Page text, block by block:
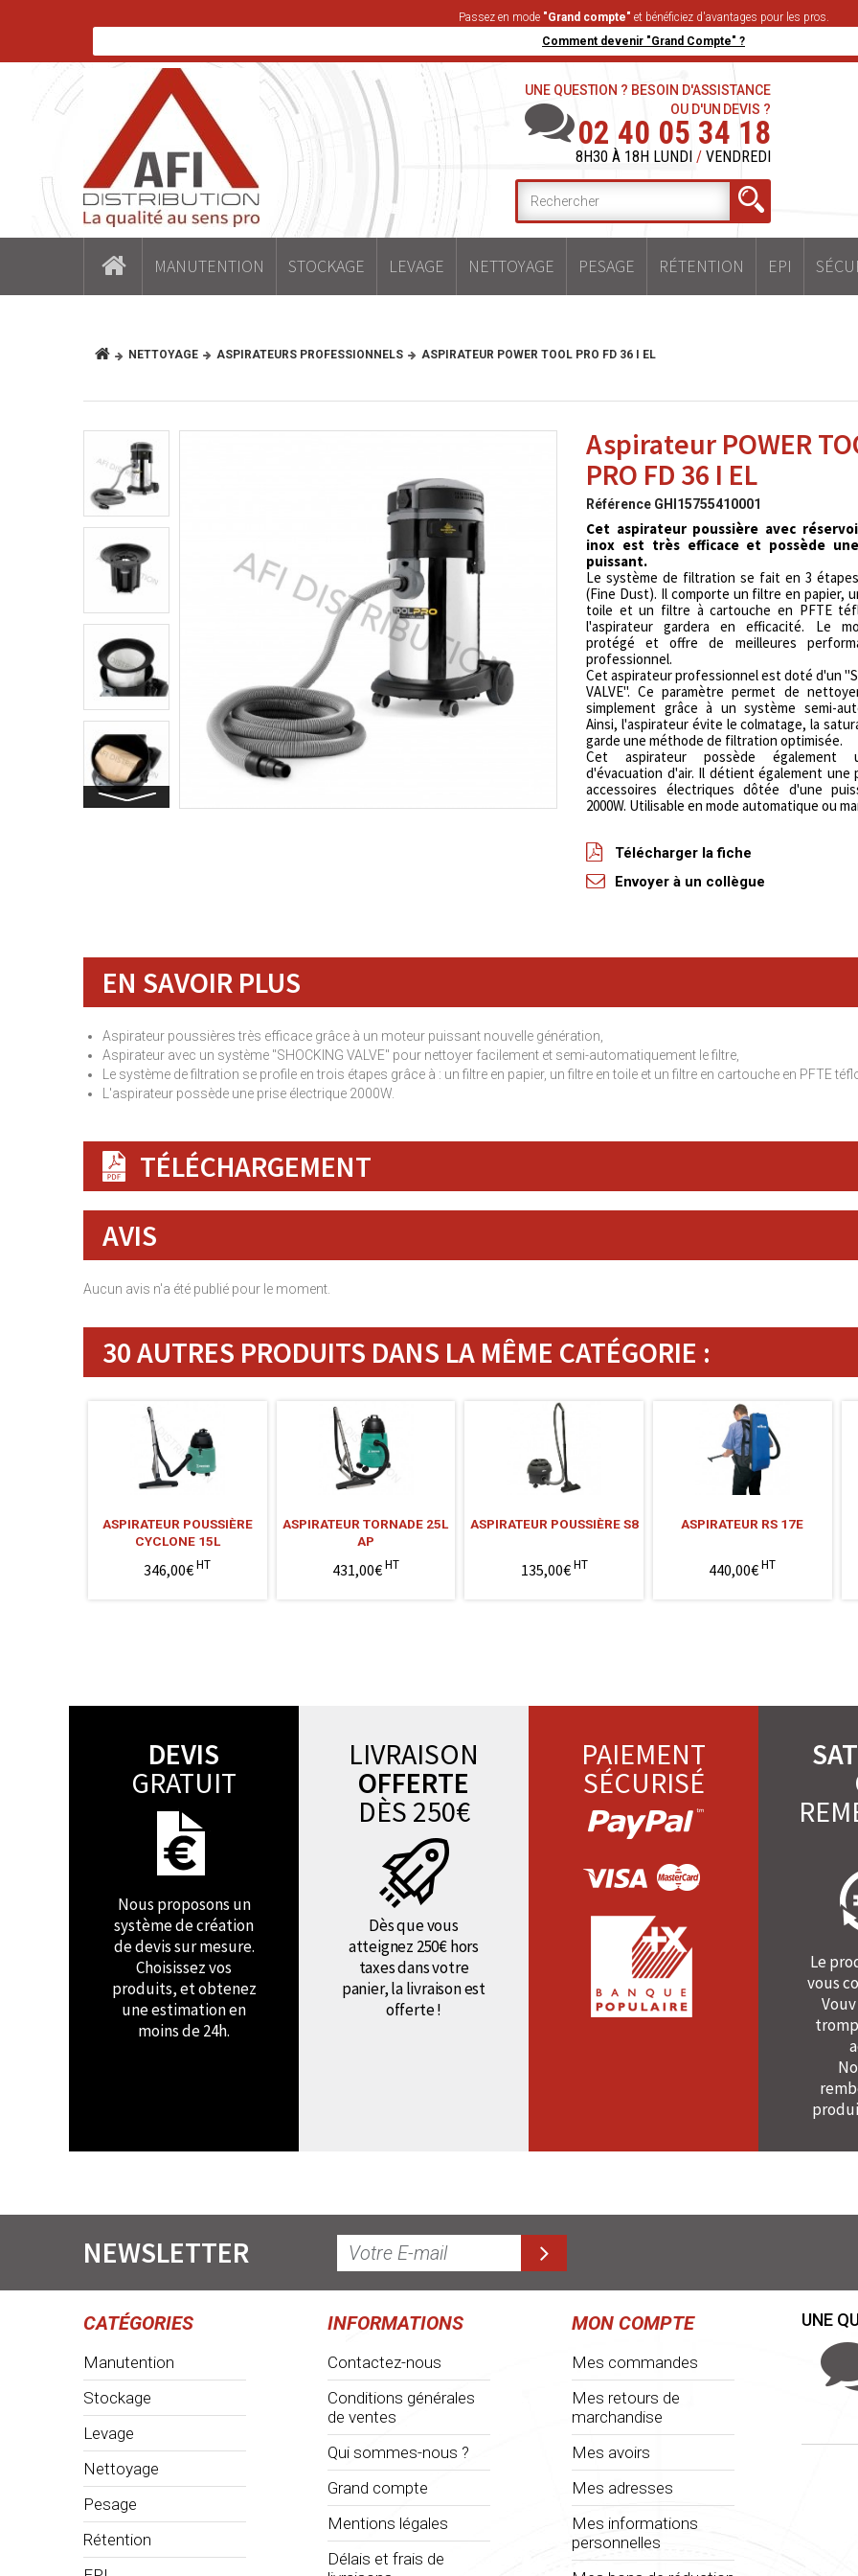
Passez en mode "Grand compte" et bénéficiez d'avantages pour les pros.
Comment devenir "Grand Compte" ?
UNE QUESTION ? BESOIN D'ASSISTANCE
OU D'UN DEVIS ?
02 40 05 34 18
8H30 À 18H LUNDI / VENDREDI
MANUTENTION STOCKAGE LEVAGE NETTOYAGE PESAGE RÉTENTION EPI
NETTOYAGE ASPIRATEURS PROFESSIONNELS ASPIRATEUR POWER TOOL PRO FD 36 I EL
Aspirateur POWER
PRO FD 36 I EL
Référence GHI15755410001
Cet aspirateur poussière avec
inox est très efficace et possède
puissant.
Le système de filtration se fait en 3
(Fine Dust). Il comporte un filtre en papier,
toile et un filtre à cartouche en PFTE
l'aspirateur gardera en efficacité. Le
protégé et offre de meilleures
professionnel.
Cet aspirateur professionnel est doté d'un
VALVE". Ce paramètre permet de
simplement grâce à un système semi-
Ainsi, l'aspirateur évite le colmatage, la
garde une méthode de filtration optimisée.
Cet aspirateur possède
d'évacuation d'air. Il détient également une
accessoires électriques dôtée d'une
2000W. Utilisable en mode automatique ou
Télécharger la fiche
Envoyer à un collègue
EN SAVOIR PLUS
Aspirateur poussières très efficace grâce à un moteur puissant nouvelle génération,
Aspirateur avec un système "SHOCKING VALVE" pour nettoyer facilement et semi-automatiquement le filtre,
Le système de filtration se profile en trois étapes grâce à : un filtre en papier, un filtre en toile et un filtre en cartouche en PFTE
L'aspirateur possède une prise électrique 2000W.
TÉLÉCHARGEMENT
AVIS
Aucun avis n'a été publié pour le moment.
30 AUTRES PRODUITS DANS LA MÊME CATÉGORIE :
ASPIRATEUR POUSSIÈRE
CYCLONE 15L
346,00€HT
ASPIRATEUR TORNADE 25L
AP
431,00€HT
ASPIRATEUR POUSSIÈRE S8
135,00€HT
ASPIRATEUR RS 17E
440,00€HT
DEVIS
GRATUIT
Nous proposons un
système de création
de devis sur mesure.
Choisissez vos
produits, et obtenez
une estimation en
moins de 24h.
LIVRAISON
OFFERTE
DÈS 250€
Dès que vous
atteignez 250€ hors
taxes dans votre
panier, la livraison est
offerte !
PAIEMENT
SÉCURISÉ
Le
vous
NEWSLETTER
CATÉGORIES
Manutention
Stockage
Levage
Nettoyage
Pesage
Rétention
INFORMATIONS
Contactez-nous
Conditions générales
de ventes
Qui sommes-nous ?
Grand compte
Mentions légales
Délais et frais de
MON COMPTE
Mes commandes
Mes retours de
marchandise
Mes avoirs
Mes adresses
Mes informations
personnelles
UNE